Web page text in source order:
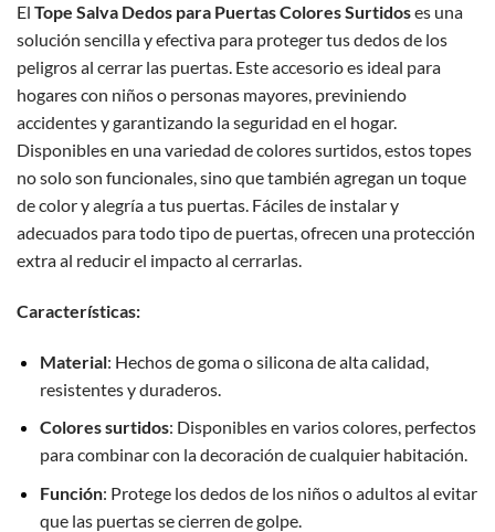
El Tope Salva Dedos para Puertas Colores Surtidoses una
solución sencilla y efectiva para proteger tus dedos de los
peligros al cerrar las puertas. Este accesorio es ideal para
hogares con niños o personas mayores, previniendo
accidentes y garantizando la seguridad en el hogar.
Disponibles en una variedad de colores surtidos, estos topes
no solo son funcionales, sino que también agregan un toque
de color y alegría a tus puertas. Fáciles de instalar y
adecuados para todo tipo de puertas, ofrecen una protección
extra al reducir el impacto al cerrarlas.
Características:
Material: Hechos de goma o silicona de alta calidad,
resistentes y duraderos.
Colores surtidos: Disponibles en varios colores, perfectos
para combinar con la decoración de cualquier habitación.
Función: Protege los dedos de los niños o adultos al evitar
que las puertas se cierren de golpe.